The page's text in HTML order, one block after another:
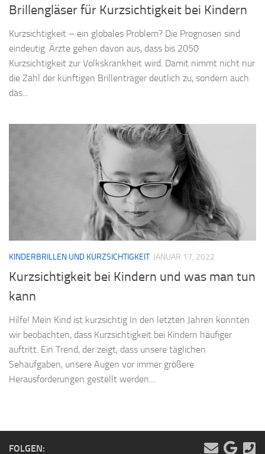
Brillengläser für Kurzsichtigkeit bei Kindern
Kurzsichtigkeit – ein globales Problem? Die Prognosen sind
eindeutig. Ärzte gehen davon aus, dass bis 2050
Kurzsichtigkeit zur Volkskrankheit wird. Damit nimmt nicht nur
die Zahl der künftigen Brillenträger deutlich zu, sondern auch
das...
KINDERBRILLEN UND KURZSICHTIGKEIT JANUAR 17, 2022
Kurzsichtigkeit bei Kindern und was man tun
kann
Hilfe! Mein Kind ist kurzsichtig In den letzten Jahren konnten
wir beobachten, dass Kurzsichtigkeit bei Kindern häufiger
auftritt. Ein Trend, der zeigt, dass unsere täglichen
Sehaufgaben, unsere Augen vor immer größere
Herausforderungen gestellt werden....
FOLGEN: